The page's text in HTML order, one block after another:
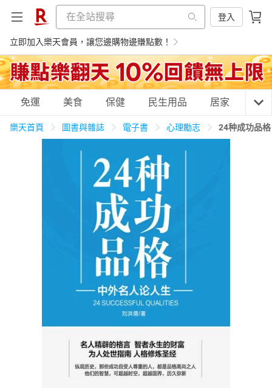
登入
立即加入樂天會員，讓您邊購物邊賺點數！
購物網分類
美食蛋糕 養生保健
3C家電 運動休閒
男裝 化妝保養
電子/紙本書
HOT
免運 美食 保健 民生用品 居家 3C
樂天首頁 圖書與雜誌 電子書 心理勵志 24种成功品